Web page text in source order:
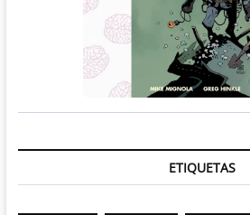
ETIQUETAS